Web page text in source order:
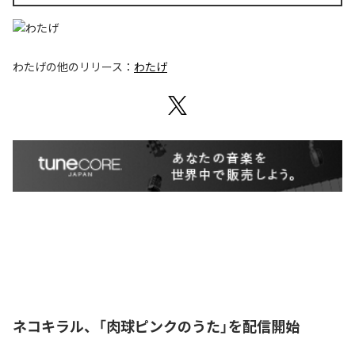
わたげの他のリリース： わたげ
ネコキラル、「肉球ピンクのうた」を配信開始